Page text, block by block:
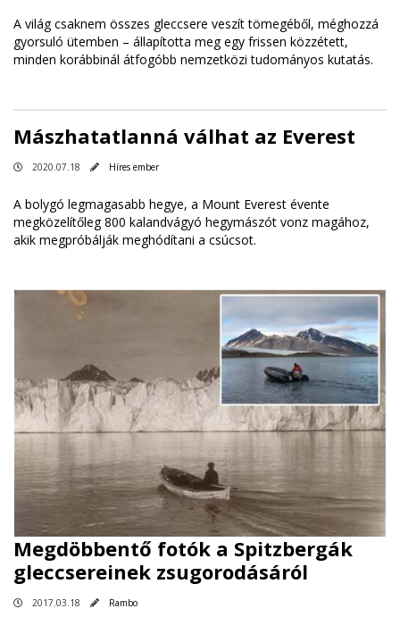
A világ csaknem összes gleccsere veszít tömegéből, méghozzá
gyorsuló ütemben – állapította meg egy frissen közzétett,
minden korábbinál átfogóbb nemzetközi tudományos kutatás.
Mászhatatlanná válhat az Everest
2020.07.18 Híres ember
A bolygó legmagasabb hegye, a Mount Everest évente
megközelítőleg 800 kalandvágyó hegymászót vonz magához,
akik megpróbálják meghódítani a csúcsot.
Megdöbbentő fotók a Spitzbergák
gleccsereinek zsugorodásáról
2017.03.18 Rambo